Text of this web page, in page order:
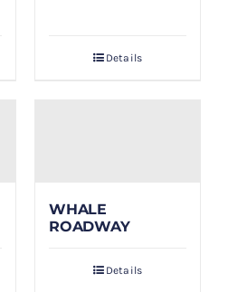
Details
WHALE
ROADWAY
Details